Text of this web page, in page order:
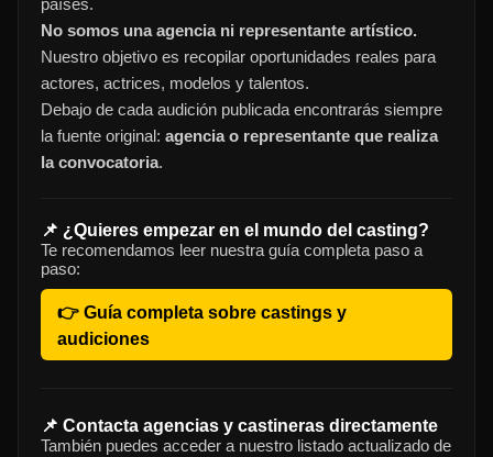
países.
No somos una agencia ni representante artístico.
Nuestro objetivo es recopilar oportunidades reales para
actores, actrices, modelos y talentos.
Debajo de cada audición publicada encontrarás siempre
la fuente original: agencia o representante que realiza
la convocatoria.
📌 ¿Quieres empezar en el mundo del casting?
Te recomendamos leer nuestra guía completa paso a
paso:
👉 Guía completa sobre castings y
audiciones
📌 Contacta agencias y castineras directamente
También puedes acceder a nuestro listado actualizado de